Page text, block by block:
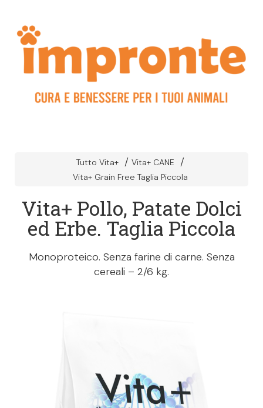
Tutto Vita+
Vita+ CANE
Vita+ Grain Free Taglia Piccola
Vita+ Pollo, Patate Dolci
ed Erbe. Taglia Piccola
Monoproteico. Senza farine di carne. Senza
cereali – 2/6 kg.